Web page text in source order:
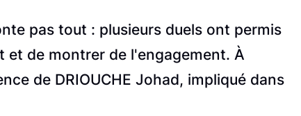
pas tout : plusieurs duels ont permis
et de montrer de l'engagement. À
de DRIOUCHE Johad, impliqué dans